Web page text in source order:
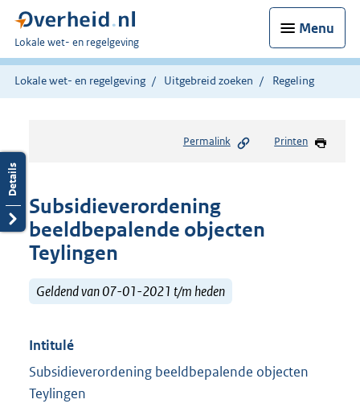
Menu
U
bent
hier:
Lokale wet- en regelgeving
Lokale wet- en regelgeving Uitgebreid zoeken Regeling
Permalink Printen
Subsidieverordening
beeldbepalende objecten
Teylingen
Geldend van 07-01-2021 t/m heden
Intitulé
Subsidieverordening beeldbepalende objecten
Teylingen